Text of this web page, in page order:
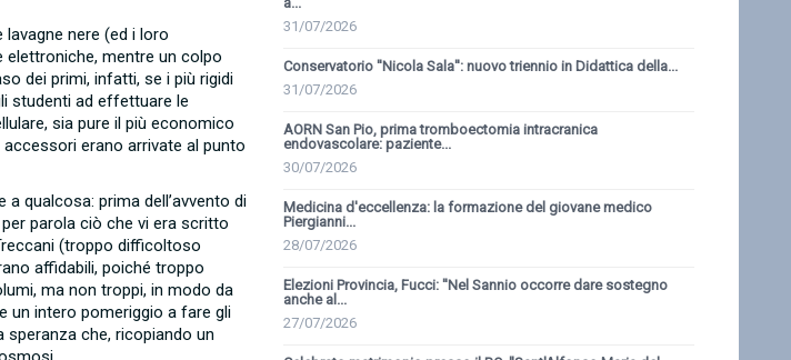
nere (ed i loro
mentre un colpo
dei primi, infatti, se i più rigidi
studenti ad effettuare le
sia pure il più economico
erano arrivate al punto
qualcosa: prima dell’avvento di
parola ciò che vi era scritto
(troppo difficoltoso
affidabili, poiché troppo
ma non troppi, in modo da
un intero pomeriggio a fare gli
che, ricopiando un
31/07/2026
Conservatorio ''Nicola Sala'': nuovo triennio in Didattica della...
31/07/2026
AORN San Pio, prima tromboectomia intracranica
endovascolare: paziente...
30/07/2026
Medicina d'eccellenza: la formazione del giovane medico
Piergianni...
28/07/2026
Elezioni Provincia, Fucci: ''Nel Sannio occorre dare sostegno
anche al...
27/07/2026